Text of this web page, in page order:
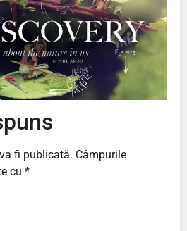
fi publicată. Câmpurile
cu *